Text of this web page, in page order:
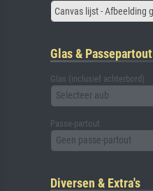
Glas & Passepartout
Glas (inclusief achterbord)
Selecteer aub
Passe-partout
Geen passe-partout
Diversen & Extra's